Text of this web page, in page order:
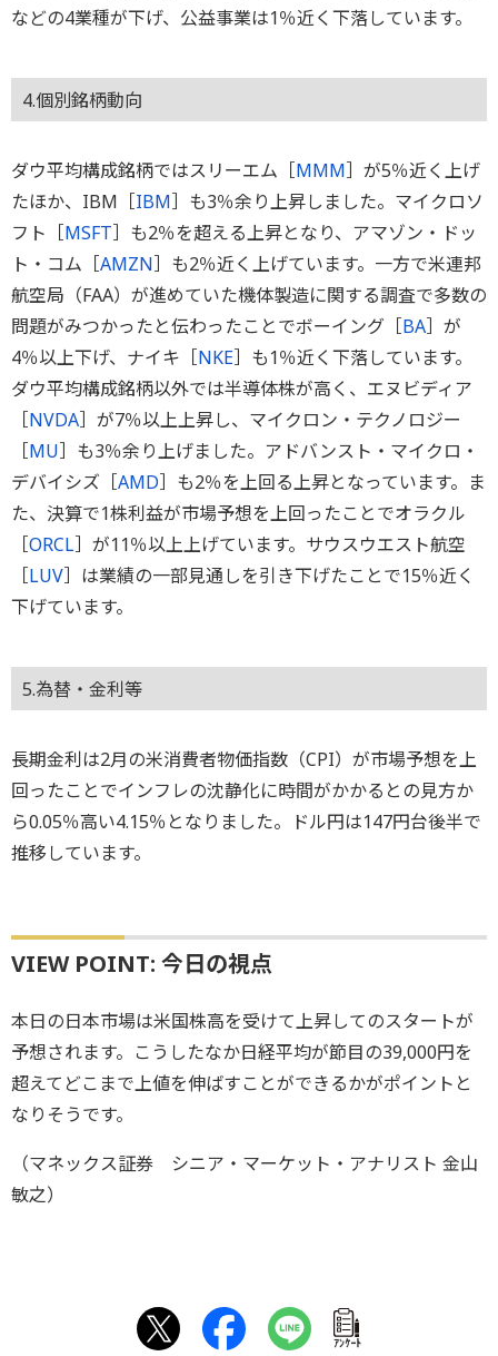
などの4業種が下げ、公益事業は1％近く下落しています。
4.個別銘柄動向
ダウ平均構成銘柄ではスリーエム［MMM］が5％近く上げ
たほか、IBM［IBM］も3％余り上昇しました。マイクロソ
フト［MSFT］も2％を超える上昇となり、アマゾン・ドッ
ト・コム［AMZN］も2％近く上げています。一方で米連邦
航空局（FAA）が進めていた機体製造に関する調査で多数の
問題がみつかったと伝わったことでボーイング［BA］が
4％以上下げ、ナイキ［NKE］も1％近く下落しています。
ダウ平均構成銘柄以外では半導体株が高く、エヌビディア
［NVDA］が7％以上上昇し、マイクロン・テクノロジー
［MU］も3％余り上げました。アドバンスト・マイクロ・
デバイシズ［AMD］も2％を上回る上昇となっています。ま
た、決算で1株利益が市場予想を上回ったことでオラクル
［ORCL］が11％以上上げています。サウスウエスト航空
［LUV］は業績の一部見通しを引き下げたことで15％近く
下げています。
5.為替・金利等
長期金利は2月の米消費者物価指数（CPI）が市場予想を上
回ったことでインフレの沈静化に時間がかかるとの見方か
ら0.05％高い4.15％となりました。ドル円は147円台後半で
推移しています。
VIEW POINT: 今日の視点
本日の日本市場は米国株高を受けて上昇してのスタートが
予想されます。こうしたなか日経平均が節目の39,000円を
超えてどこまで上値を伸ばすことができるかがポイントと
なりそうです。
（マネックス証券 シニア・マーケット・アナリスト 金山
敏之）
ｱﾝｹｰﾄ